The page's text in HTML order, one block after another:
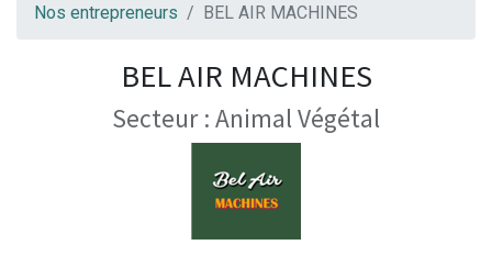
Nos entrepreneurs BEL AIR MACHINES
BEL AIR MACHINES
Secteur : Animal Végétal